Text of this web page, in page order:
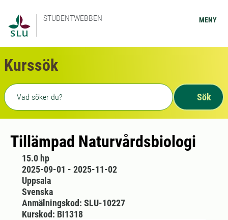
STUDENTWEBBEN MENY
Kurssök
Fritext sökning
Sök
Tillämpad Naturvårdsbiologi
15.0 hp
2025-09-01 - 2025-11-02
Uppsala
Svenska
Anmälningskod: SLU-10227
Kurskod: BI1318